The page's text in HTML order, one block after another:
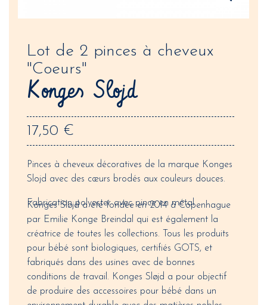
Lot de 2 pinces à cheveux
"Coeurs"
Konges Slojd
17,50 €
Pinces à cheveux décoratives de la marque Konges
Slojd avec des cœurs brodés aux couleurs douces.
Fabrication polyester avec pince en métal
Konges Sløjd a été fondée en 2014 à Copenhague
par Emilie Konge Breindal qui est également la
créatrice de toutes les collections. Tous les produits
pour bébé sont biologiques, certifiés GOTS, et
fabriqués dans des usines avec de bonnes
conditions de travail. Konges Sløjd a pour objectif
de produire des accessoires pour bébé dans un